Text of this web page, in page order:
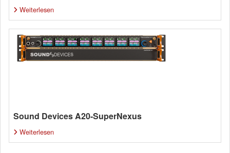
Weiterlesen
Sound Devices A20-SuperNexus
Weiterlesen